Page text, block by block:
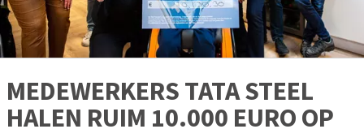
MEDEWERKERS TATA STEEL
HALEN RUIM 10.000 EURO OP